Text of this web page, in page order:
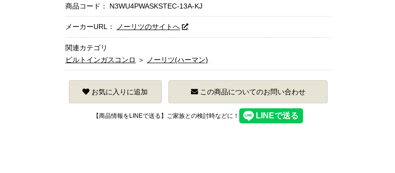
商品コード： N3WU4PWASKSTEC-13A-KJ
メーカーURL： ノーリツのサイトへ
関連カテゴリ
ビルトインガスコンロ ＞ ノーリツ(ハーマン)
お気に入りに追加 この商品についてのお問い合わせ
【商品情報をLINEで送る】ご家族との検討時などに！